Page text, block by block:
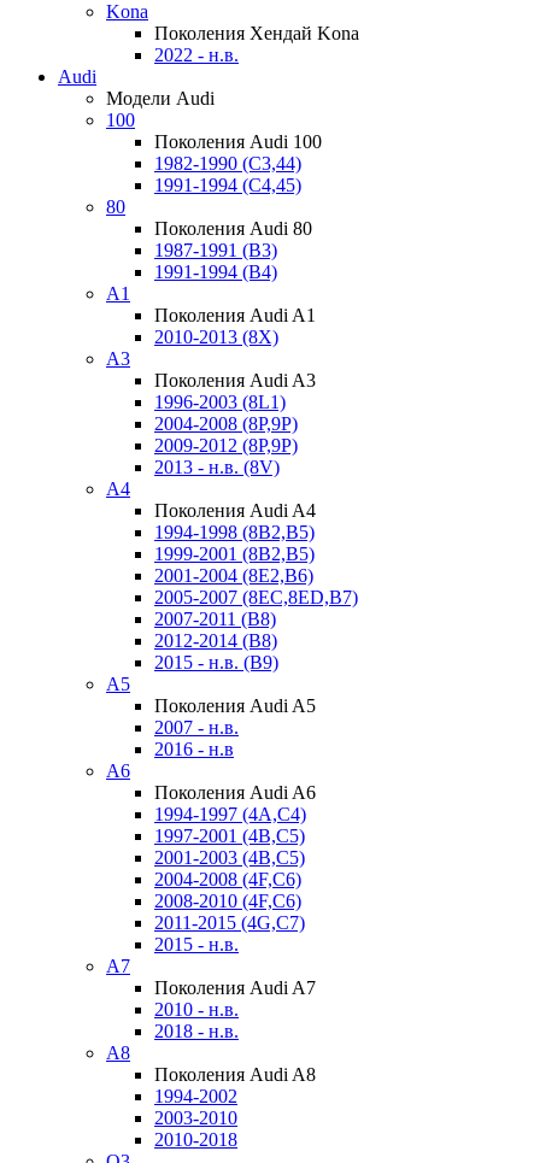
Kona
Поколения Хендай Kona
2022 - н.в.
Audi
Модели Audi
100
Поколения Audi 100
1982-1990 (С3,44)
1991-1994 (С4,45)
80
Поколения Audi 80
1987-1991 (B3)
1991-1994 (B4)
A1
Поколения Audi A1
2010-2013 (8X)
A3
Поколения Audi A3
1996-2003 (8L1)
2004-2008 (8P,9P)
2009-2012 (8P,9P)
2013 - н.в. (8V)
A4
Поколения Audi A4
1994-1998 (8B2,B5)
1999-2001 (8B2,B5)
2001-2004 (8E2,B6)
2005-2007 (8EC,8ED,B7)
2007-2011 (B8)
2012-2014 (B8)
2015 - н.в. (B9)
A5
Поколения Audi A5
2007 - н.в.
2016 - н.в
A6
Поколения Audi A6
1994-1997 (4A,C4)
1997-2001 (4B,C5)
2001-2003 (4B,C5)
2004-2008 (4F,C6)
2008-2010 (4F,C6)
2011-2015 (4G,C7)
2015 - н.в.
A7
Поколения Audi A7
2010 - н.в.
2018 - н.в.
A8
Поколения Audi A8
1994-2002
2003-2010
2010-2018